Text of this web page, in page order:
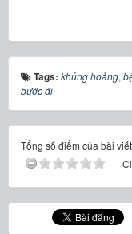
Tags: khủng hoảng,
bước đi
Tổng số điểm của bài